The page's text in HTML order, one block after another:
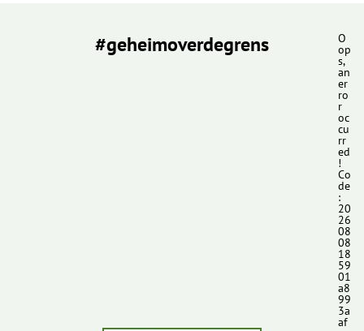
#geheimoverdegrens O
op
s,
an
er
ro
r
oc
cu
rr
ed
!
Co
de
:
20
26
08
08
18
59
01
a8
99
3a
af